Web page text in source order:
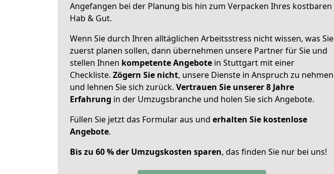
Angefangen bei der Planung bis hin zum Verpacken Ihres kostbaren
Hab & Gut.
Wenn Sie durch Ihren alltäglichen Arbeitsstress nicht wissen, was Sie
zuerst planen sollen, dann übernehmen unsere Partner für Sie und
stellen Ihnen kompetente Angebote in Stuttgart mit einer
Checkliste. Zögern Sie nicht, unsere Dienste in Anspruch zu nehmen
und lehnen Sie sich zurück. Vertrauen Sie unserer 8 Jahre
Erfahrung in der Umzugsbranche und holen Sie sich Angebote.
Füllen Sie jetzt das Formular aus und erhalten Sie kostenlose
Angebote.
Bis zu 60 % der Umzugskosten sparen, das finden Sie nur bei uns!